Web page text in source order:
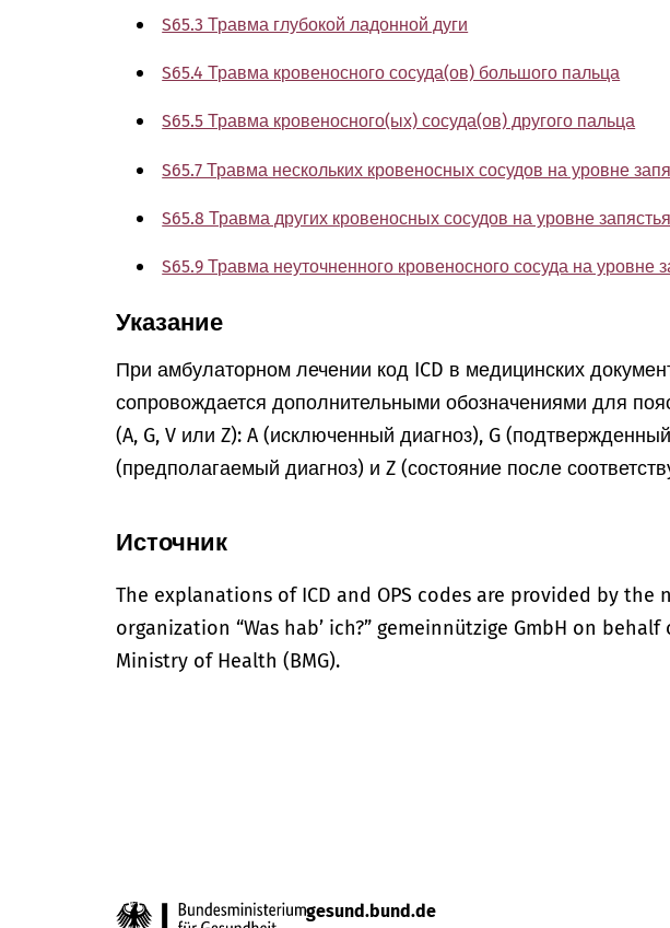
S65.3 Травма глубокой ладонной дуги
S65.4 Травма кровеносного сосуда(ов) большого пальца
S65.5 Травма кровеносного(ых) сосуда(ов) другого пальца
S65.7 Травма нескольких кровеносных сосудов на уровне
S65.8 Травма других кровеносных сосудов на уровне
S65.9 Травма неуточненного кровеносного сосуда на уровне
Указание
При амбулаторном лечении код ICD в медицинских
сопровождается дополнительными обозначениями для
(A, G, V или Z): A (исключенный диагноз), G
(предполагаемый диагноз) и Z (состояние после
Источник
The explanations of ICD and OPS codes are provided by the
organization “Was hab’ ich?” gemeinnützige GmbH on
Ministry of Health (BMG).
gesund.bund.de